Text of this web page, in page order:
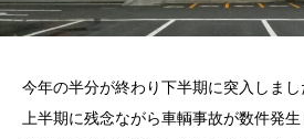
今年の半分が終わり下半期に突入しまし
上半期に残念ながら車輌事故が数件発